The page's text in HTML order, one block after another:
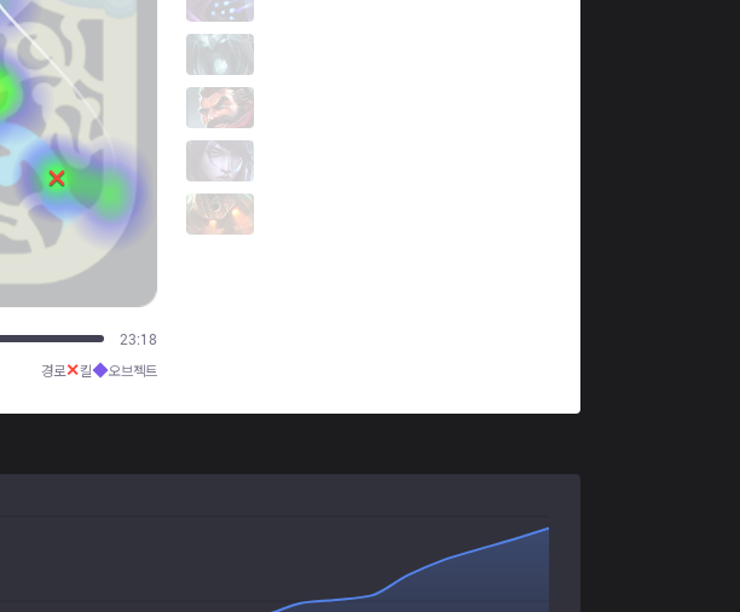
28:18
경로✕킬◆오브젝트